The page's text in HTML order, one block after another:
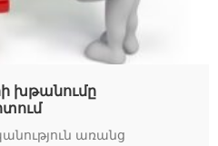
խթանումը
առանց